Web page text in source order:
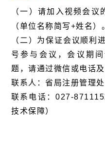
（一）请加入视频会议
（单位名称简写+姓名）
（二）为保证会议顺利
号参与会议，会议期
题，请通过微信或电话及
联系人：省局注册管
联系电话：027-
技术保障）